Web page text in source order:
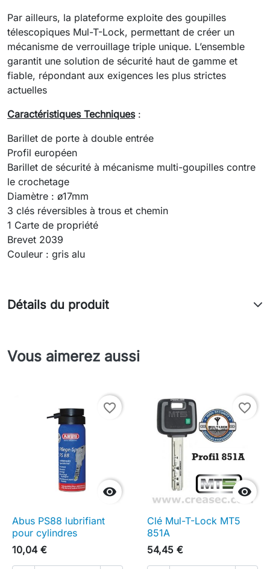
Par ailleurs, la plateforme exploite des goupilles
télescopiques Mul-T-Lock, permettant de créer un
mécanisme de verrouillage triple unique. L’ensemble
garantit une solution de sécurité haut de gamme et
fiable, répondant aux exigences les plus strictes
actuelles
Caractéristiques Techniques:
Barillet de porte à double entrée
Profil européen
Barillet de sécurité à mécanisme multi-goupilles contre
le crochetage
Diamètre : ø17mm
3 clés réversibles à trous et chemin
1 Carte de propriété
Brevet 2039
Couleur : gris alu
Détails du produit
Vous aimerez aussi

favorite_border
Abus PS88 lubrifiant
pour cylindres
10,04 €

favorite_border
Clé Mul-T-Lock MT5
851A
54,45 €